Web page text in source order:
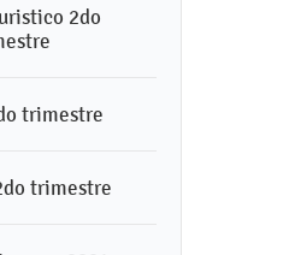
2do
trimestre
trimestre